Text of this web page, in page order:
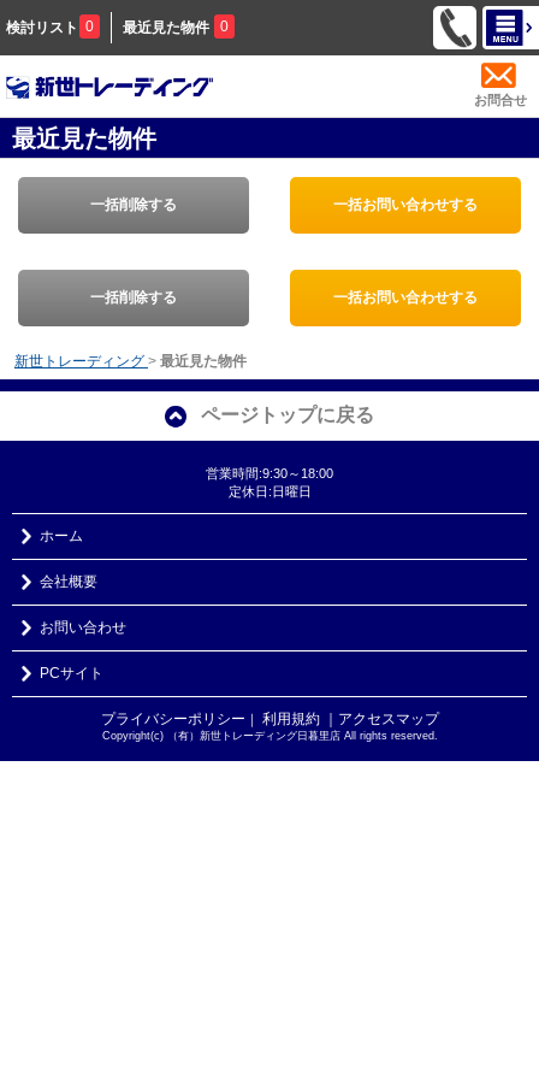
検討リスト 0 最近見た物件 0
お問合せ
最近見た物件
一括削除する 一括お問い合わせする
一括削除する 一括お問い合わせする
新世トレーディング > 最近見た物件
ページトップに戻る
営業時間:9:30～18:00
定休日:日曜日
ホーム
会社概要
お問い合わせ
PCサイト
プライバシーポリシー ｜ 利用規約 ｜アクセスマップ
Copyright(c) （有）新世トレーディング日暮里店 All rights reserved.